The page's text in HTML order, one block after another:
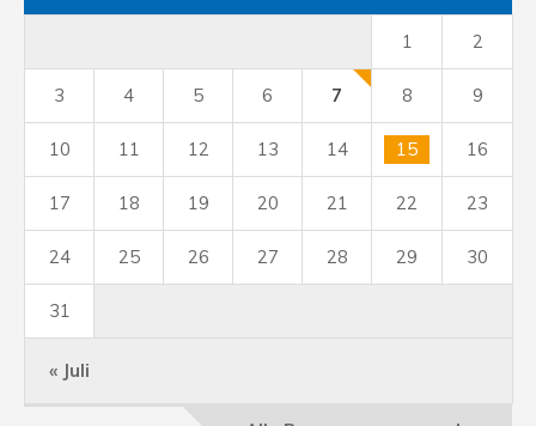
« Juli
1 2
3 4 5 6 7 8 9
10 11 12 13 14 15 16
17 18 19 20 21 22 23
24 25 26 27 28 29 30
31